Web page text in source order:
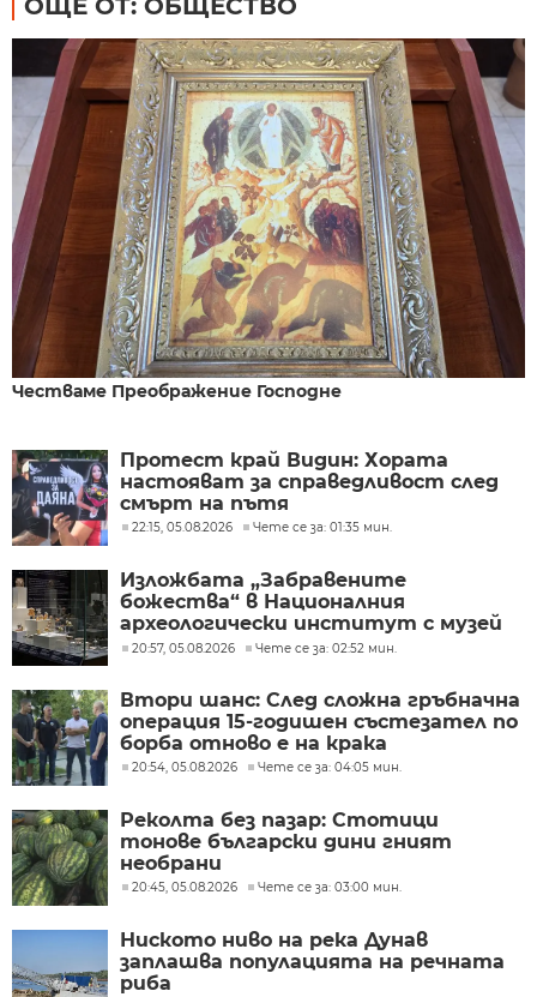
ОЩЕ ОТ: ОБЩЕСТВО
Честваме Преображение Господне
Протест край Видин: Хората
настояват за справедливост след
смърт на пътя
22:15, 05.08.2026 Чете се за: 01:35 мин.
Изложбата „Забравените
божества“ в Националния
археологически институт с музей
при БАН
20:57, 05.08.2026 Чете се за: 02:52 мин.
Втори шанс: След сложна гръбначна
операция 15-годишен състезател по
борба отново е на крака
20:54, 05.08.2026 Чете се за: 04:05 мин.
Реколта без пазар: Стотици
тонове български дини гният
необрани
20:45, 05.08.2026 Чете се за: 03:00 мин.
Ниското ниво на река Дунав
заплашва популацията на речната
риба